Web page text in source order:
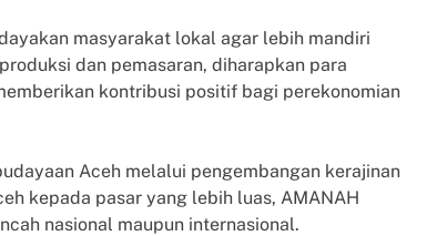
masyarakat lokal agar lebih mandiri
dan pemasaran, diharapkan para
kontribusi positif bagi perekonomian
Aceh melalui pengembangan kerajinan
kepada pasar yang lebih luas, AMANAH
nasional maupun internasional.